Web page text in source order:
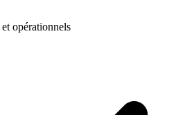
opérationnels